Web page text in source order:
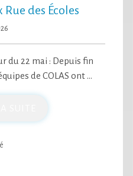
Rue des Écoles
du 22 mai : Depuis fin
de COLAS ont …